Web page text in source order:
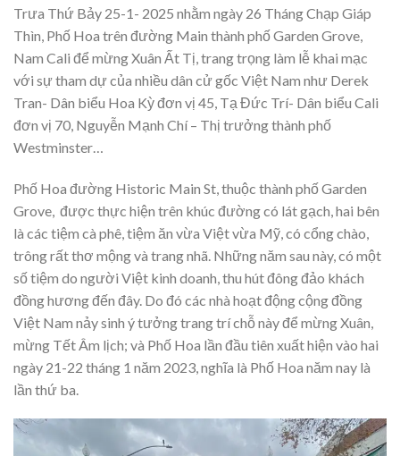
Trưa Thứ Bảy 25-1- 2025 nhằm ngày 26 Tháng Chạp Giáp
Thìn, Phố Hoa trên đường Main thành phố Garden Grove,
Nam Cali để mừng Xuân Ất Tị, trang trọng làm lễ khai mạc
với sự tham dự của nhiều dân cử gốc Việt Nam như Derek
Tran- Dân biểu Hoa Kỳ đơn vị 45, Tạ Đức Trí- Dân biểu Cali
đơn vị 70, Nguyễn Mạnh Chí – Thị trưởng thành phố
Westminster…
Phố Hoa đường Historic Main St, thuộc thành phố Garden
Grove, được thực hiện trên khúc đường có lát gạch, hai bên
là các tiệm cà phê, tiệm ăn vừa Việt vừa Mỹ, có cổng chào,
trông rất thơ mộng và trang nhã. Những năm sau này, có một
số tiệm do người Việt kinh doanh, thu hút đông đảo khách
đồng hương đến đây. Do đó các nhà hoạt động cộng đồng
Việt Nam nảy sinh ý tưởng trang trí chỗ này để mừng Xuân,
mừng Tết Âm lịch; và Phố Hoa lần đầu tiên xuất hiện vào hai
ngày 21-22 tháng 1 năm 2023, nghĩa là Phố Hoa năm nay là
lần thứ ba.